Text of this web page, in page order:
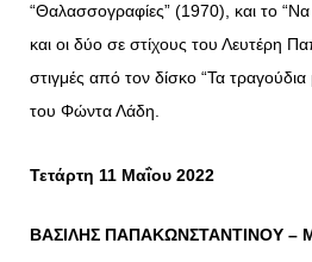
“Θαλασσογραφίες” (1970), και το “Να
και οι δύο σε στίχους του Λευτέρη
στιγμές από τον δίσκο “Τα
του Φώντα Λάδη.
Τετάρτη 11 Μαΐου 2022
ΒΑΣΙΛΗΣ ΠΑΠΑΚΩΝΣΤΑΝΤΙΝΟΥ –